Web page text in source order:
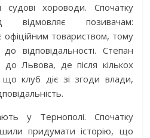
хороводи. Спочатку
відмовляє позивачам:
товариством, тому
відповідальності. Степан
Львова, де після кількох
що клуб діє зі згоди влади,
у Тернополі. Спочатку
придумати історію, що